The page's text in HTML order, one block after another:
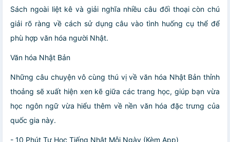
Sách ngoài liệt kê và giải nghĩa nhiều câu đối thoại còn chú
giải rõ ràng về cách sử dụng câu vào tình huống cụ thể để
phù hợp văn hóa người Nhật.
Văn hóa Nhật Bản
Những câu chuyện vô cùng thú vị về văn hóa Nhật Bản thỉnh
thoảng sẽ xuất hiện xen kẽ giữa các trang học, giúp bạn vừa
học ngôn ngữ vừa hiểu thêm về nền văn hóa đặc trưng của
quốc gia này.
- 10 Phút Tự Học Tiếng Nhật Mỗi Ngày (Kèm App)